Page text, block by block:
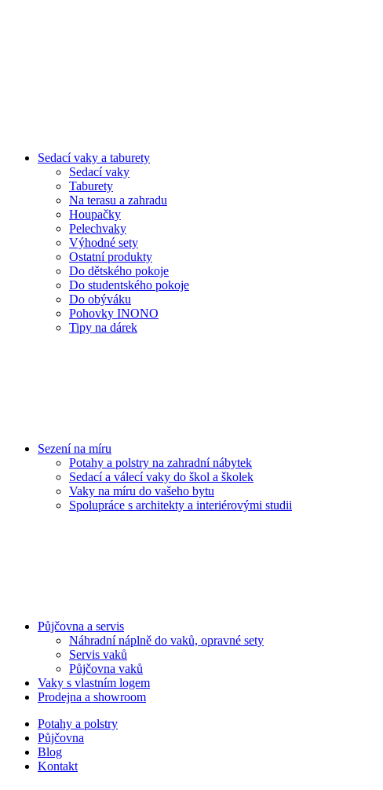
Sedací vaky a taburety
Sedací vaky
Taburety
Na terasu a zahradu
Houpačky
Pelechvaky
Výhodné sety
Ostatní produkty
Do dětského pokoje
Do studentského pokoje
Do obýváku
Pohovky INONO
Tipy na dárek
Sezení na míru
Potahy a polstry na zahradní nábytek
Sedací a válecí vaky do škol a školek
Vaky na míru do vašeho bytu
Spolupráce s architekty a interiérovými studii
Půjčovna a servis
Náhradní náplně do vaků, opravné sety
Servis vaků
Půjčovna vaků
Vaky s vlastním logem
Prodejna a showroom
Potahy a polstry
Půjčovna
Blog
Kontakt